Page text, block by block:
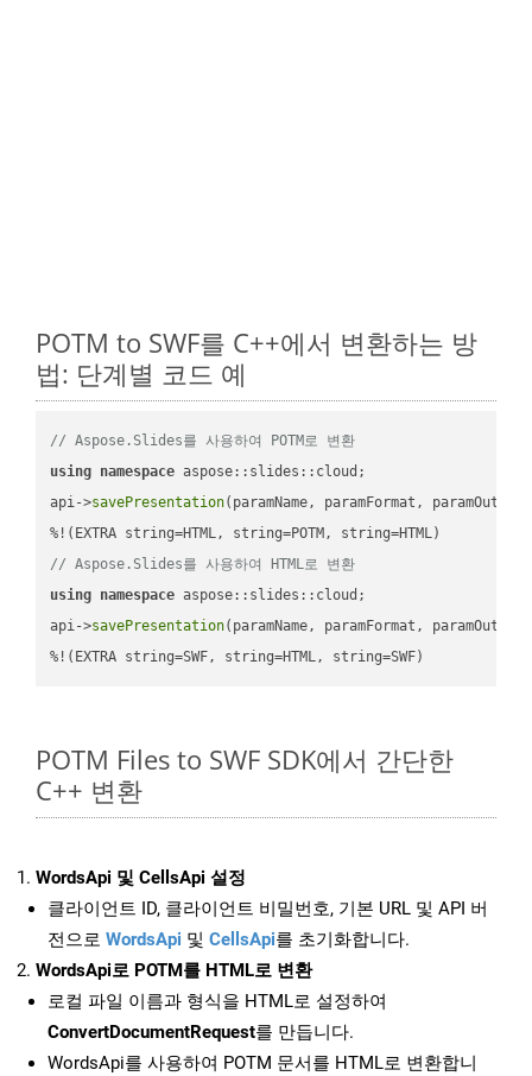
POTM to SWF를 C++에서 변환하는 방
법: 단계별 코드 예
// Aspose.Slides를 사용하여 POTM로 변환
using namespace aspose::slides::cloud;
api->savePresentation(paramName, paramFormat,
// Aspose.Slides를 사용하여 HTML로 변환
using namespace aspose::slides::cloud;
api->savePresentation(paramName, paramFormat,
%!(EXTRA string=SWF, string=HTML, string=SWF)
POTM Files to SWF SDK에서 간단한
C++ 변환
WordsApi 및 CellsApi 설정
클라이언트 ID, 클라이언트 비밀번호, 기본 URL 및 API 버
전으로 WordsApi 및 CellsApi를 초기화합니다.
WordsApi로 POTM를 HTML로 변환
로컬 파일 이름과 형식을 HTML로 설정하여
ConvertDocumentRequest를 만듭니다.
WordsApi를 사용하여 POTM 문서를 HTML로 변환합니